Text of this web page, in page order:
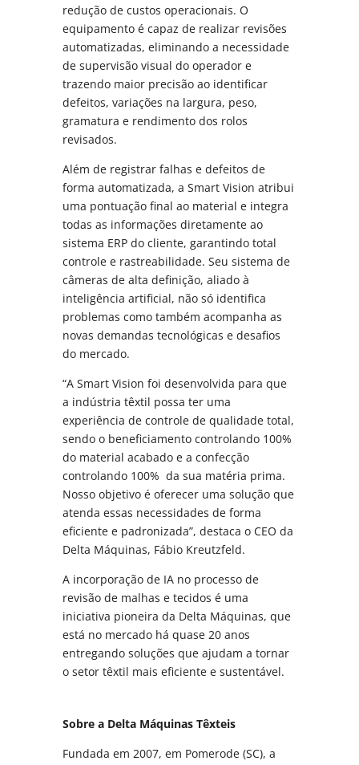
redução de custos operacionais. O
equipamento é capaz de realizar revisões
automatizadas, eliminando a necessidade
de supervisão visual do operador e
trazendo maior precisão ao identificar
defeitos, variações na largura, peso,
gramatura e rendimento dos rolos
revisados.
Além de registrar falhas e defeitos de
forma automatizada, a Smart Vision atribui
uma pontuação final ao material e integra
todas as informações diretamente ao
sistema ERP do cliente, garantindo total
controle e rastreabilidade. Seu sistema de
câmeras de alta definição, aliado à
inteligência artificial, não só identifica
problemas como também acompanha as
novas demandas tecnológicas e desafios
do mercado.
“A Smart Vision foi desenvolvida para que
a indústria têxtil possa ter uma
experiência de controle de qualidade total,
sendo o beneficiamento controlando 100%
do material acabado e a confecção
controlando 100% da sua matéria prima.
Nosso objetivo é oferecer uma solução que
atenda essas necessidades de forma
eficiente e padronizada”, destaca o CEO da
Delta Máquinas, Fábio Kreutzfeld.
A incorporação de IA no processo de
revisão de malhas e tecidos é uma
iniciativa pioneira da Delta Máquinas, que
está no mercado há quase 20 anos
entregando soluções que ajudam a tornar
o setor têxtil mais eficiente e sustentável.
Sobre a Delta Máquinas Têxteis
Fundada em 2007, em Pomerode (SC), a